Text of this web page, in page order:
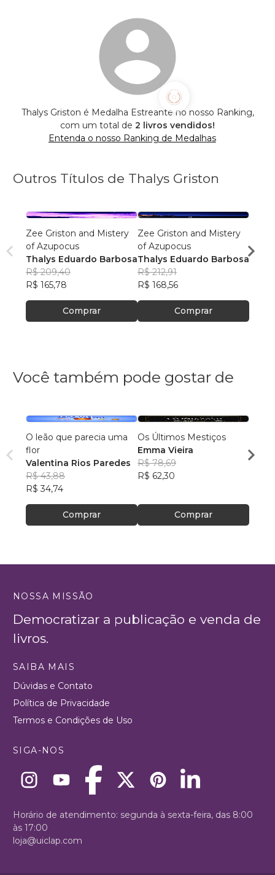
Thalys Griston é Medalha Estreante no nosso Ranking,
com um total de 2 livros vendidos!
Entenda o nosso Ranking de Medalhas
Outros Títulos de Thalys Griston
Zee Griston and Mistery
of Azupocus
Thalys Eduardo Barbosa
R$ 209,40
R$ 165,78
Comprar
Zee Griston and Mistery
of Azupocus
Thalys Eduardo Barbosa
R$ 212,91
R$ 168,56
Comprar
of
Você também pode gostar de
O leão que parecia uma
flor
Valentina Rios Paredes
R$ 43,88
R$ 34,74
Comprar
Os Últimos Mestiços
Emma Vieira
R$ 78,69
R$ 62,30
Comprar
R$
NOSSA MISSÃO
Democratizar a publicação e venda de
livros.
SAIBA MAIS
Dúvidas e Contato
Política de Privacidade
Termos e Condições de Uso
SIGA-NOS
Horário de atendimento: segunda à sexta-feira, das 8:00
às 17:00
loja@uiclap.com